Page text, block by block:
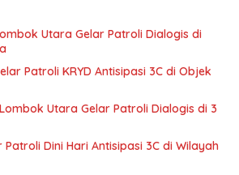
Utara Gelar Patroli Dialogis di
Patroli KRYD Antisipasi 3C di Objek
Utara Gelar Patroli Dialogis di 3
Dini Hari Antisipasi 3C di Wilayah